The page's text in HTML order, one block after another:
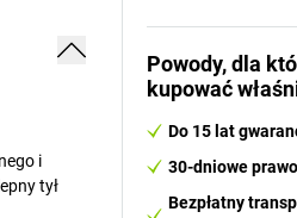
i
tył
Powody, dla
kupować
Do 15 lat
30-dniowe
Bezpłatny